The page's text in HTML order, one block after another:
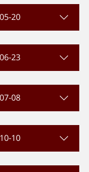
20
23
08
10